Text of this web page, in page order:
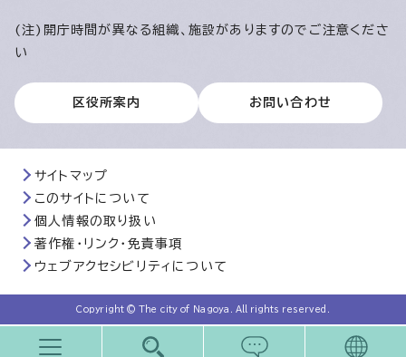
(注)開庁時間が異なる組織、施設がありますのでご注意くださ
い
区役所案内 お問い合わせ
サイトマップ
このサイトについて
個人情報の取り扱い
著作権・リンク・免責事項
ウェブアクセシビリティについて
Copyright © The city of Nagoya. All rights reserved.